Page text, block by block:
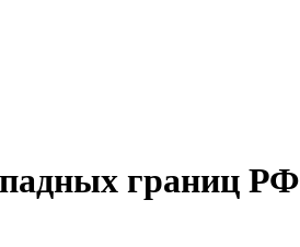
границ РФ